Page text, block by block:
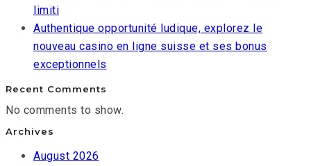
limiti
Authentique opportunité ludique, explorez le
nouveau casino en ligne suisse et ses bonus
exceptionnels
Recent Comments
No comments to show.
Archives
August 2026